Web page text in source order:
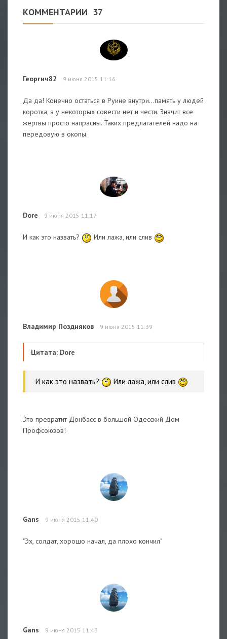
КОММЕНТАРИИ 37
Георгич82 9 июня 2015 11:16
Да да! Конечно остаться в Руине внутри...память у людей
коротка, а у некоторых совести нет и чести. Значит все
жертвы просто напрасны. Таких предлагателей надо на
передовую в окопы.
Dore 9 июня 2015 11:17
И как это назвать? Или лажа, или слив
Владимир Поздняков 9 июня 2015 11:39
Цитата: Dore
И как это назвать? Или лажа, или слив
Это превратит Донбасс в большой Одесский Дом
Профсоюзов!
Gans 9 июня 2015 11:40
"Эх, солдат, хорошо начал, да плохо кончил"
Gans 9 июня 2015 11:43